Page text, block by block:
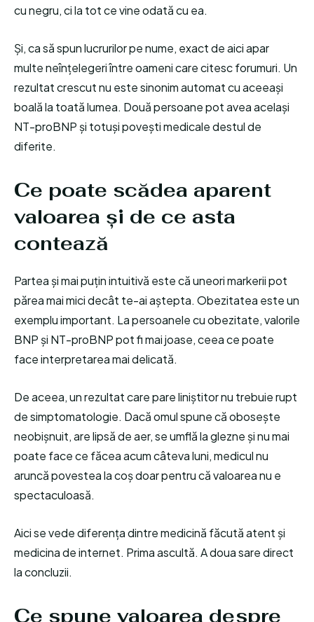
cu negru, ci la tot ce vine odată cu ea.
Și, ca să spun lucrurilor pe nume, exact de aici apar
multe neînțelegeri între oameni care citesc forumuri. Un
rezultat crescut nu este sinonim automat cu aceeași
boală la toată lumea. Două persoane pot avea același
NT-proBNP și totuși povești medicale destul de
diferite.
Ce poate scădea aparent
valoarea și de ce asta
contează
Partea și mai puțin intuitivă este că uneori markerii pot
părea mai mici decât te-ai aștepta. Obezitatea este un
exemplu important. La persoanele cu obezitate, valorile
BNP și NT-proBNP pot fi mai joase, ceea ce poate
face interpretarea mai delicată.
De aceea, un rezultat care pare liniștitor nu trebuie rupt
de simptomatologie. Dacă omul spune că obosește
neobișnuit, are lipsă de aer, se umflă la glezne și nu mai
poate face ce făcea acum câteva luni, medicul nu
aruncă povestea la coș doar pentru că valoarea nu e
spectaculoasă.
Aici se vede diferența dintre medicină făcută atent și
medicina de internet. Prima ascultă. A doua sare direct
la concluzii.
Ce spune valoarea despre